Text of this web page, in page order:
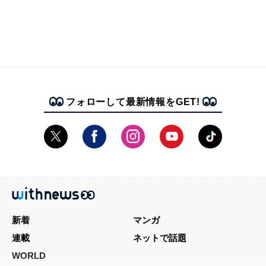
フォローして最新情報をGET!
新着
マンガ
連載
ネットで話題
WORLD